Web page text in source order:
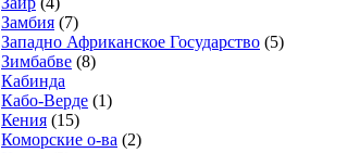
Замбия (7)
Западно Африканское Государство (5)
Зимбабве (8)
Кабинда
Кабо-Верде (1)
Кения (15)
Коморские о-ва (2)